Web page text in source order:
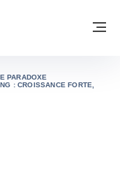
Coface
PARADOXE
: CROISSANCE FORTE,